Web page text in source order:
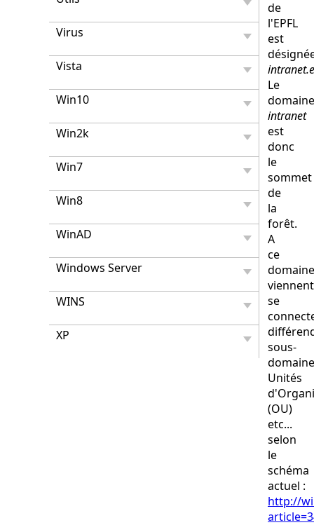
Virus
Vista
Win10
Win2k
Win7
Win8
WinAD
Windows Server
WINS
XP
de
l'EPFL
est
Le
domaine
intranet
est
donc
le
sommet
de
la
forêt.
A
ce
domaine
viennent
se
sous-
Unités
(OU)
etc...
selon
le
schéma
actuel :
http://